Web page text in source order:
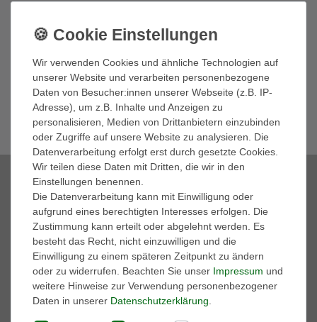
Honig
Meine Einwilligung kann ich jederzeit widerrufen.**
Abonnieren
** Hierbei handelt es sich um ein Pflichtfeld.
Zahlungsmöglichkeiten
Marken
A.S. 98
adidas Performance
Wir verwenden Cookies und ähnliche Technologien auf
unserer Website und verarbeiten personenbezogene
Daten von Besucher:innen unserer Webseite (z.B. IP-
Adresse), um z.B. Inhalte und Anzeigen zu
personalisieren, Medien von Drittanbietern einzubinden
oder Zugriffe auf unsere Website zu analysieren. Die
Datenverarbeitung erfolgt erst durch gesetzte Cookies.
Wir teilen diese Daten mit Dritten, die wir in den
Einstellungen benennen.
Die Datenverarbeitung kann mit Einwilligung oder
aufgrund eines berechtigten Interesses erfolgen. Die
Zustimmung kann erteilt oder abgelehnt werden. Es
besteht das Recht, nicht einzuwilligen und die
Einwilligung zu einem späteren Zeitpunkt zu ändern
oder zu widerrufen. Beachten Sie unser Impressum und
weitere Hinweise zur Verwendung personenbezogener
Daten in unserer Daten­schutz­erklärung